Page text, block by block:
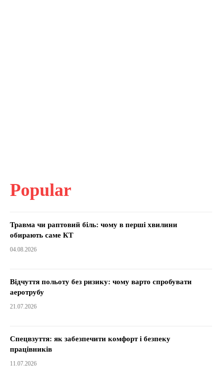
Popular
Травма чи раптовий біль: чому в перші хвилини
обирають саме КТ
04.08.2026
Відчуття польоту без ризику: чому варто спробувати
аеротрубу
21.07.2026
Спецвзуття: як забезпечити комфорт і безпеку
працівників
11.07.2026